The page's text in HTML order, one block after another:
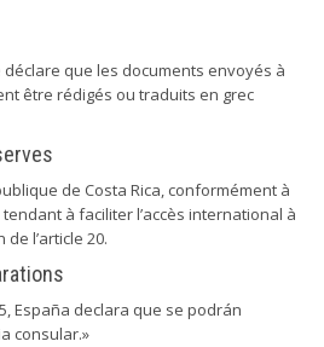
déclare que les documents envoyés à
être rédigés ou traduits en grec
de Costa Rica, conformément à
à faciliter l’accès international à
l’article 20.
España declara que se podrán
consular.»